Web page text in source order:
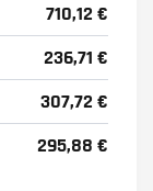
710,12 €
236,71 €
307,72 €
295,88 €